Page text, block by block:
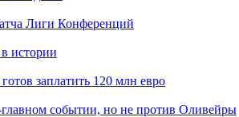
Лиги Конференций
истории
заплатить 120 млн евро
событии, но не против Оливейры